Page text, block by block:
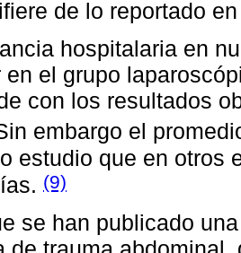
de lo reportado
hospitalaria en
en el grupo
con los resultados
embargo el
estudio que en otros
(9)
se han publicado